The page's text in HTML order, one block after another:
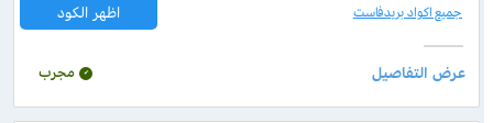
اظهر الكود جميع اكواد بريدفاست
مجرب